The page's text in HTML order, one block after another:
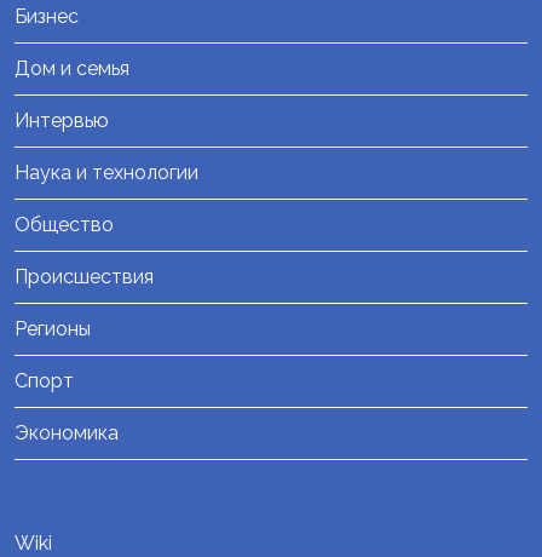
Бизнес
Дом и семья
Интервью
Наука и технологии
Общество
Происшествия
Регионы
Спорт
Экономика
Wiki